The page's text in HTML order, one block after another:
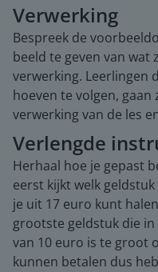
Verwerking
Bespreek de
beeld te geven van wat
verwerking. Leerlingen
hoeven te volgen,
verwerking van de les
Verlengde
Herhaal hoe je gepast
eerst kijkt welk
je uit 17 euro kunt
grootste geldstuk die
van 10 euro is te groot
kunnen betalen dus